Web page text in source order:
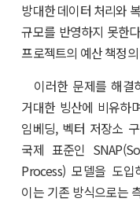
방대한 데이터 처리와
규모를 반영하지 못한
프로젝트의 예산 책정
이러한 문제를 해결
거대한 빙산에 비유하
임베딩, 벡터 저장소
국제 표준인
Process) 모델을 도
이는 기존 방식으로는